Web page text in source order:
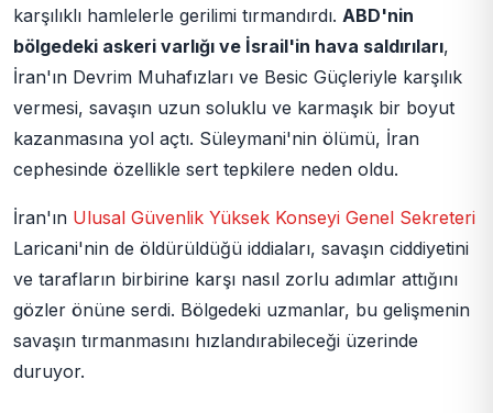
karşılıklı hamlelerle gerilimi tırmandırdı. ABD'nin
bölgedeki askeri varlığı ve İsrail'in hava saldırıları,
İran'ın Devrim Muhafızları ve Besic Güçleriyle karşılık
vermesi, savaşın uzun soluklu ve karmaşık bir boyut
kazanmasına yol açtı. Süleymani'nin ölümü, İran
cephesinde özellikle sert tepkilere neden oldu.
İran'ın Ulusal Güvenlik Yüksek Konseyi Genel Sekreteri
Laricani'nin de öldürüldüğü iddiaları, savaşın ciddiyetini
ve tarafların birbirine karşı nasıl zorlu adımlar attığını
gözler önüne serdi. Bölgedeki uzmanlar, bu gelişmenin
savaşın tırmanmasını hızlandırabileceği üzerinde
duruyor.